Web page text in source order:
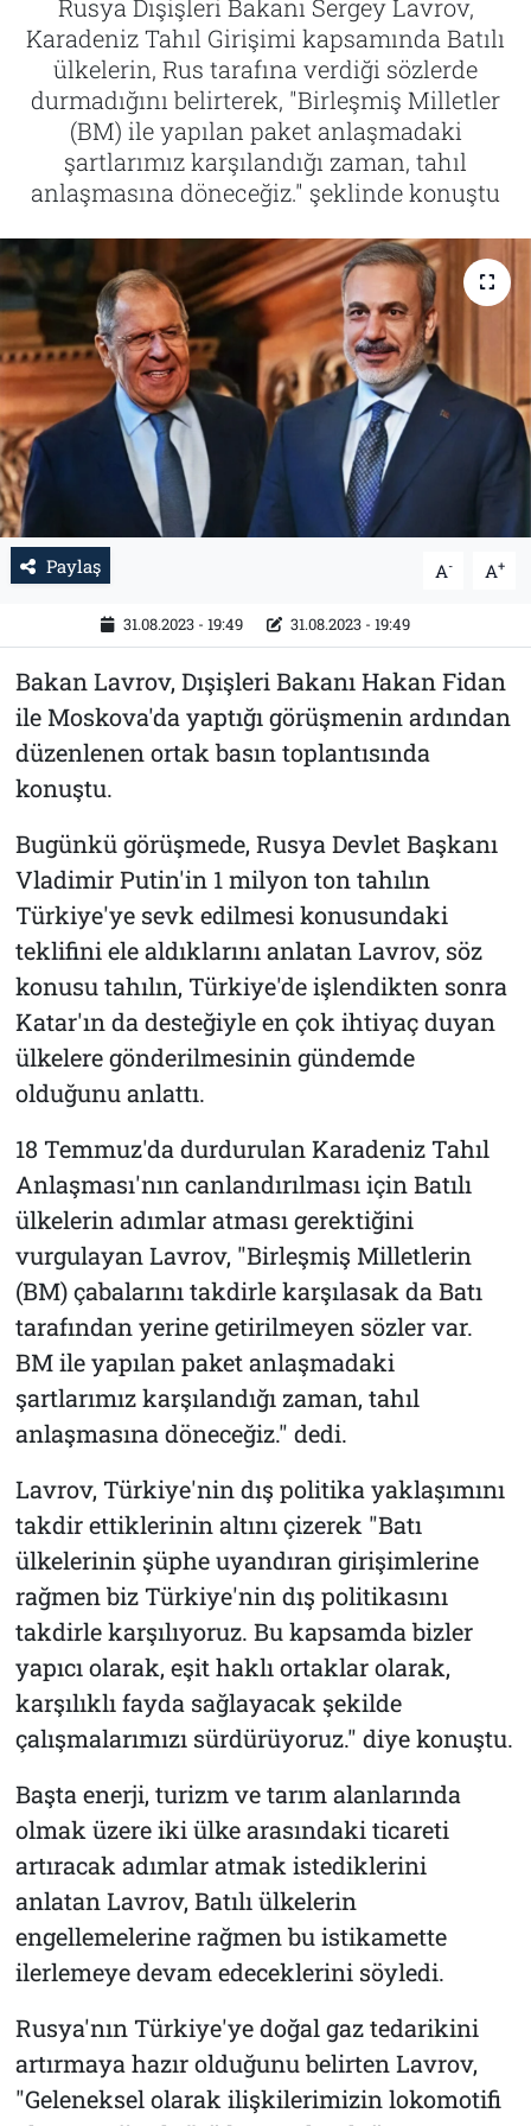
Rusya Dışişleri Bakanı Sergey Lavrov,
Karadeniz Tahıl Girişimi kapsamında Batılı
ülkelerin, Rus tarafına verdiği sözlerde
durmadığını belirterek, "Birleşmiş Milletler
(BM) ile yapılan paket anlaşmadaki
şartlarımız karşılandığı zaman, tahıl
anlaşmasına döneceğiz." şeklinde konuştu
Paylaş A- A+
31.08.2023 - 19:49 31.08.2023 - 19:49
Bakan Lavrov, Dışişleri Bakanı Hakan Fidan
ile Moskova'da yaptığı görüşmenin ardından
düzenlenen ortak basın toplantısında
konuştu.
Bugünkü görüşmede, Rusya Devlet Başkanı
Vladimir Putin'in 1 milyon ton tahılın
Türkiye'ye sevk edilmesi konusundaki
teklifini ele aldıklarını anlatan Lavrov, söz
konusu tahılın, Türkiye'de işlendikten sonra
Katar'ın da desteğiyle en çok ihtiyaç duyan
ülkelere gönderilmesinin gündemde
olduğunu anlattı.
18 Temmuz'da durdurulan Karadeniz Tahıl
Anlaşması'nın canlandırılması için Batılı
ülkelerin adımlar atması gerektiğini
vurgulayan Lavrov, "Birleşmiş Milletlerin
(BM) çabalarını takdirle karşılasak da Batı
tarafından yerine getirilmeyen sözler var.
BM ile yapılan paket anlaşmadaki
şartlarımız karşılandığı zaman, tahıl
anlaşmasına döneceğiz." dedi.
Lavrov, Türkiye'nin dış politika yaklaşımını
takdir ettiklerinin altını çizerek "Batı
ülkelerinin şüphe uyandıran girişimlerine
rağmen biz Türkiye'nin dış politikasını
takdirle karşılıyoruz. Bu kapsamda bizler
yapıcı olarak, eşit haklı ortaklar olarak,
karşılıklı fayda sağlayacak şekilde
çalışmalarımızı sürdürüyoruz." diye konuştu.
Başta enerji, turizm ve tarım alanlarında
olmak üzere iki ülke arasındaki ticareti
artıracak adımlar atmak istediklerini
anlatan Lavrov, Batılı ülkelerin
engellemelerine rağmen bu istikamette
ilerlemeye devam edeceklerini söyledi.
Rusya'nın Türkiye'ye doğal gaz tedarikini
artırmaya hazır olduğunu belirten Lavrov,
"Geleneksel olarak ilişkilerimizin lokomotifi
Tarih
İletişim
Künye